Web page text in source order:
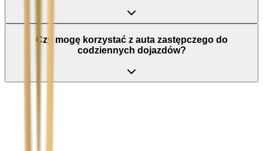
Czy mogę korzystać z auta zastępczego do
codziennych dojazdów?